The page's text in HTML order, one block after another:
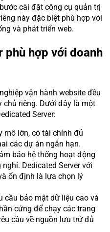
cài đặt công cụ quản trị
này đặc biệt phù hợp với
và phát triển web.
phù hợp với doanh
vận hành website đều
chủ riêng. Dưới đây là một
Server:
mô lớn, có tài chính đủ
các dự án ngắn hạn.
bảo hệ thống hoạt động
Dedicated Server với
ổn định là lựa chọn lý
cầu bảo mật dữ liệu cao và
cứng để chạy các trang
cầu về nguồn lưu trữ đủ